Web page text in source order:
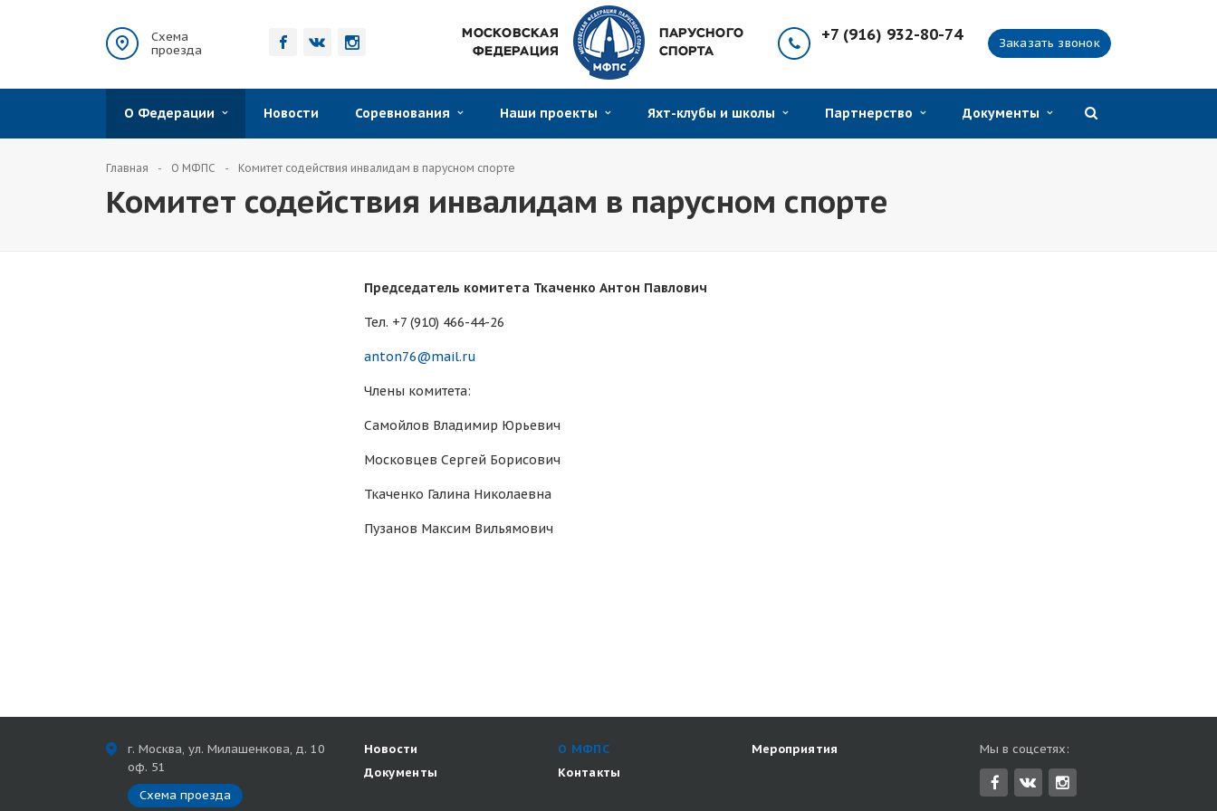
Схема
проезда
Заказать звонок
+7 (916) 932-80-74
О Федерации Новости Соревнования Наши проекты Яхт-клубы и школы Партнерство Документы
Главная О МФПС Комитет содействия инвалидам в парусном спорте
Комитет содействия инвалидам в парусном спорте
Председатель комитета Ткаченко Антон Павлович
Тел. +7 (910) 466-44-26
anton76@mail.ru
Члены комитета:
Самойлов Владимир Юрьевич
Московцев Сергей Борисович
Ткаченко Галина Николаевна
Пузанов Максим Вильямович
г. Москва, ул. Милашенкова, д. 10
оф. 51
Схема проезда
Новости О МФПС
Мероприятия
Документы
Контакты
Мы в соцсетях: